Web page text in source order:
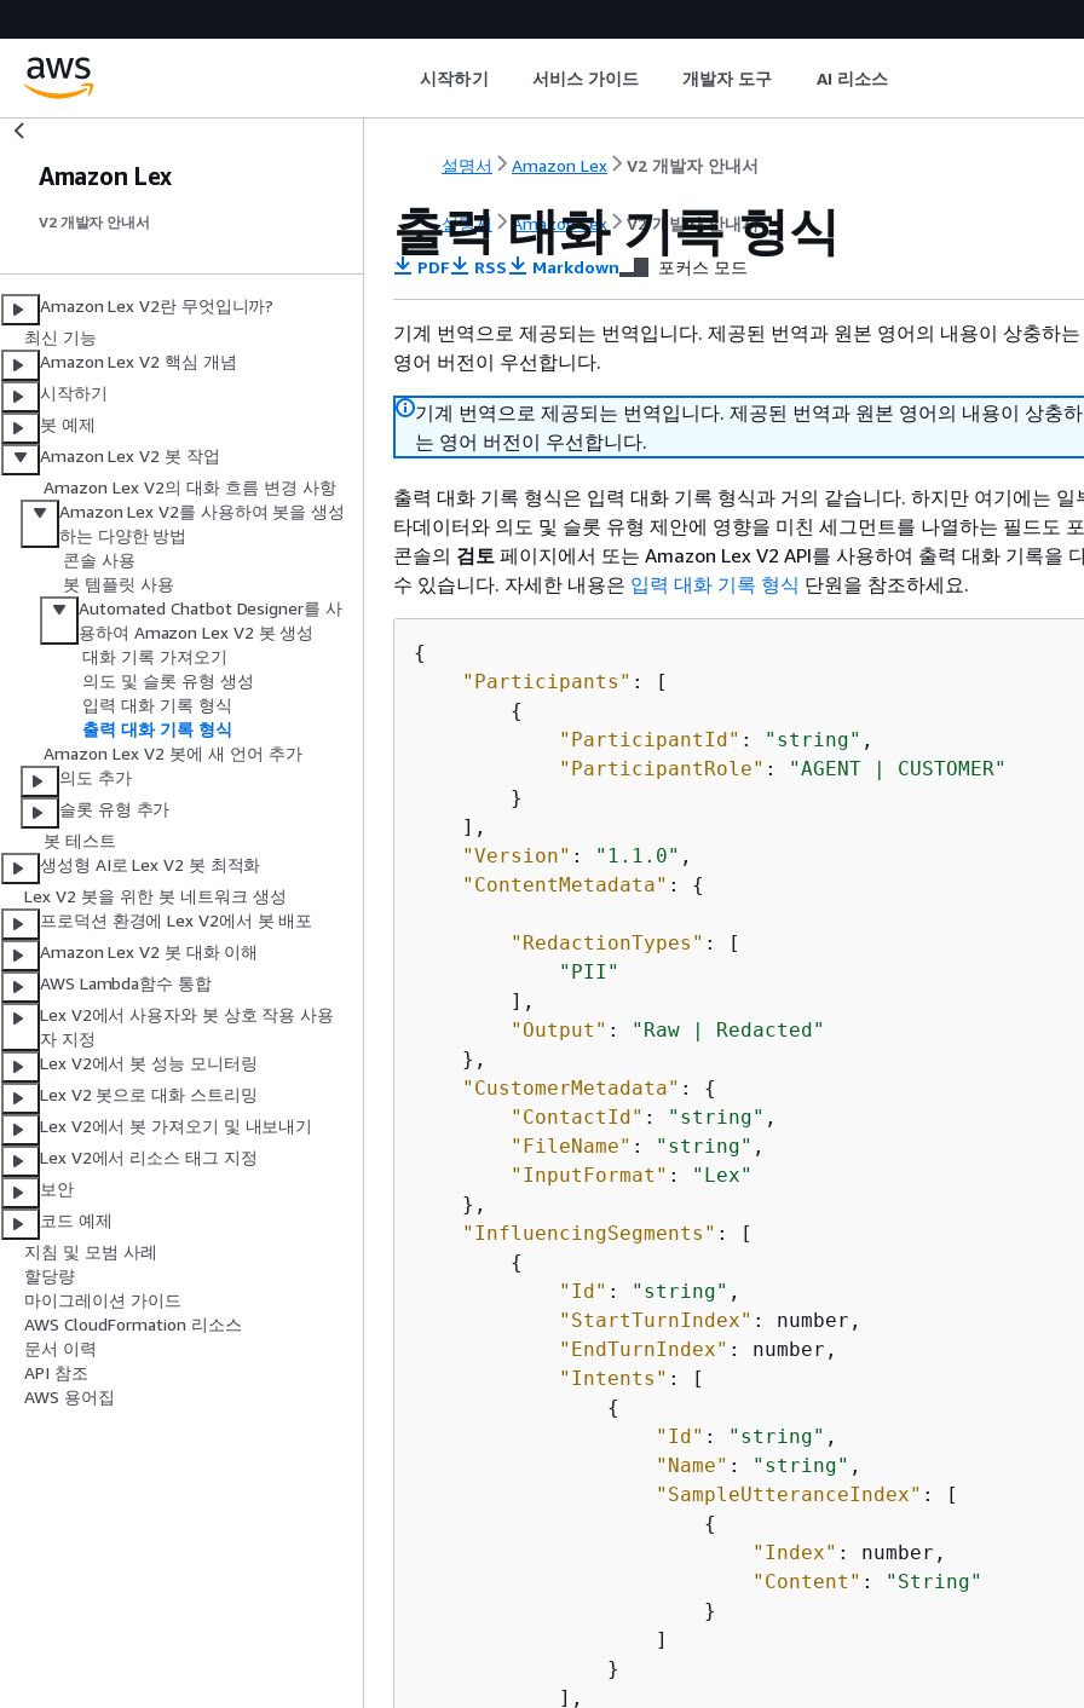
시작하기 서비스 가이드 개발자 도구 AI 리소스
Amazon Lex
V2 개발자 안내서
Amazon Lex V2란 무엇입니까?
최신 기능
Amazon Lex V2 핵심 개념
시작하기
봇 예제
Amazon Lex V2 봇 작업
Amazon Lex V2의 대화 흐름 변경 사항
Amazon Lex V2를 사용하여 봇을 생성
하는 다양한 방법
콘솔 사용
봇 템플릿 사용
Automated Chatbot Designer를 사
용하여 Amazon Lex V2 봇 생성
대화 기록 가져오기
의도 및 슬롯 유형 생성
입력 대화 기록 형식
출력 대화 기록 형식
Amazon Lex V2 봇에 새 언어 추가
의도 추가
슬롯 유형 추가
봇 테스트
생성형 AI로 Lex V2 봇 최적화
Lex V2 봇을 위한 봇 네트워크 생성
프로덕션 환경에 Lex V2에서 봇 배포
Amazon Lex V2 봇 대화 이해
AWS Lambda함수 통합
Lex V2에서 사용자와 봇 상호 작용 사용
자 지정
Lex V2에서 봇 성능 모니터링
Lex V2 봇으로 대화 스트리밍
Lex V2에서 봇 가져오기 및 내보내기
Lex V2에서 리소스 태그 지정
보안
코드 예제
지침 및 모범 사례
할당량
마이그레이션 가이드
AWS CloudFormation 리소스
문서 이력
API 참조
AWS 용어집
설명서 Amazon Lex V2 개발자 안내서
설명서 Amazon Lex V2 개발자 안내서
출력 대화 기록 형식
PDF RSS Markdown 포커스 모드
기계 번역으로 제공되는 번역입니다. 제공된 번역과 원본 영어의 내용이 상충하
영어 버전이 우선합니다.
기계 번역으로 제공되는 번역입니다. 제공된 번역과 원본 영어의 내용이 상충
는 영어 버전이 우선합니다.
출력 대화 기록 형식은 입력 대화 기록 형식과 거의 같습니다. 하지만 여기에는 일
타데이터와 의도 및 슬롯 유형 제안에 영향을 미친 세그먼트를 나열하는 필드도
콘솔의 검토 페이지에서 또는 Amazon Lex V2 API를 사용하여 출력 대화 기록을
수 있습니다. 자세한 내용은 입력 대화 기록 형식 단원을 참조하세요.
{
"Participants" : [
{
"ParticipantId" : "string" ,
"ParticipantRole" :
"AGENT | CUSTOMER"
        }
    ],
"Version" : "1.1.0" ,
"ContentMetadata" : {
"RedactionTypes" : [
"PII"
        ],
"Output" :
"Raw | Redacted"
    },
"CustomerMetadata" : {
"ContactId" : "string" ,
"FileName" : "string" ,
"InputFormat" :
"Lex"
    },
"InfluencingSegments" : [
{
"Id" : "string" ,
"StartTurnIndex" : number,
"EndTurnIndex" : number,
"Intents" : [
{
"Id" : "string" ,
"Name" : "string" ,
"SampleUtteranceIndex" : [
{
"Index" : number,
"Content" :
"String"
                        }
                    ]
                }
            ],